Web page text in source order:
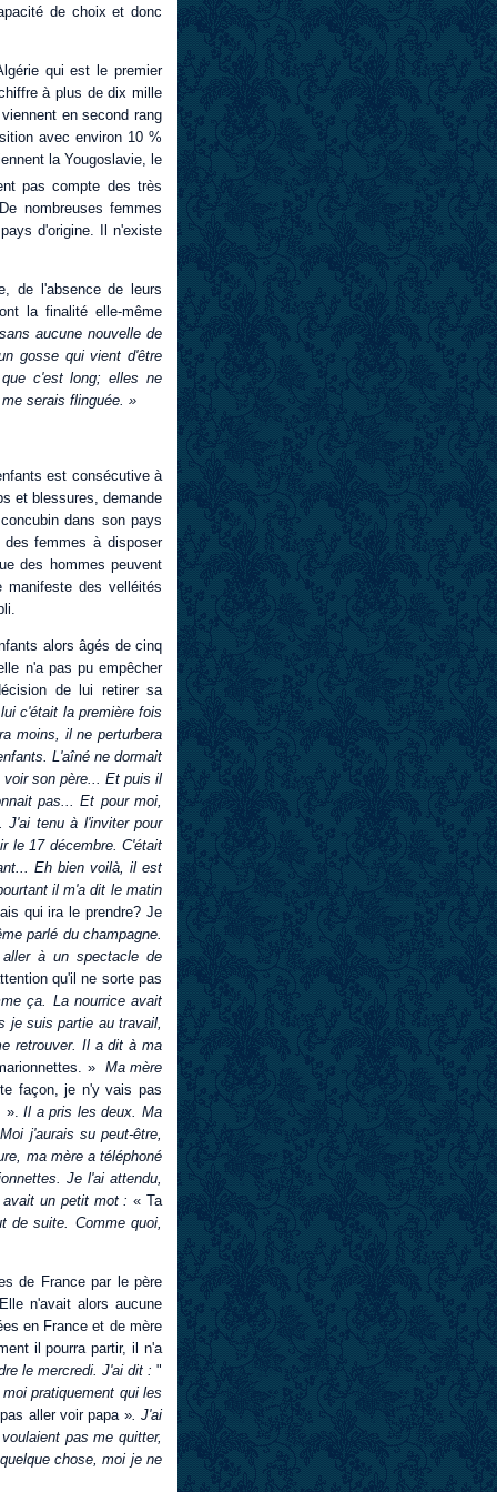
de choix et donc
qui est le premier
à plus de dix mille
en second rang
avec environ 10 %
la Yougoslavie, le
pas compte des très
nombreuses femmes
d'origine. Il n'existe
de l'absence de leurs
la finalité elle-même
aucune nouvelle de
gosse qui vient d'être
c'est long; elles ne
serais flinguée. »
est consécutive à
et blessures, demande
dans son pays
femmes à disposer
des hommes peuvent
manifeste des velléités
alors âgés de cinq
n'a pas pu empêcher
de lui retirer sa
c'était la première fois
moins, il ne perturbera
L'aîné ne dormait
son père... Et puis il
pas... Et pour moi,
J'ai tenu à l'inviter pour
le 17 décembre. C'était
Eh bien voilà, il est
il m'a dit le matin
qui ira le prendre? Je
parlé du champagne.
à un spectacle de
qu'il ne sorte pas
ça. La nourrice avait
je suis partie au travail,
retrouver. Il a dit à ma
» Ma mère
façon, je n'y vais pas
».Il a pris les deux. Ma
j'aurais su peut-être,
ma mère a téléphoné
Je l'ai attendu,
un petit mot : « Ta
de suite. Comme quoi,
de France par le père
n'avait alors aucune
en France et de mère
il pourra partir, il n'a
le mercredi. J'ai dit :"
pratiquement qui les
aller voir papa ». J'ai
pas me quitter,
chose, moi je ne